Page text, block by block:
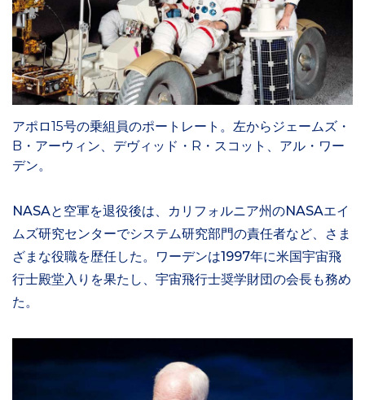
アポロ15号の乗組員のポートレート。左からジェームズ・
B・アーウィン、デヴィッド・R・スコット、アル・ワー
デン。
NASAと空軍を退役後は、カリフォルニア州のNASAエイ
ムズ研究センターでシステム研究部門の責任者など、さま
ざまな役職を歴任した。ワーデンは1997年に米国宇宙飛
行士殿堂入りを果たし、宇宙飛行士奨学財団の会長も務め
た。